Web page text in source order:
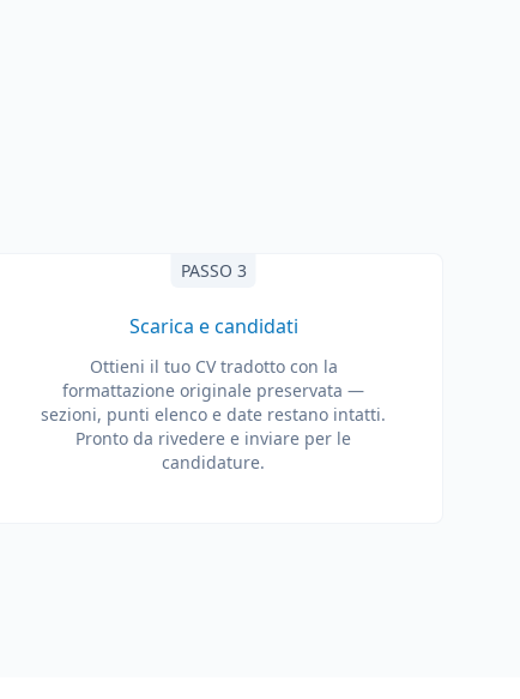
PASSO 3
Scarica e candidati
Ottieni il tuo CV tradotto con la
formattazione originale preservata —
sezioni, punti elenco e date restano intatti.
Pronto da rivedere e inviare per le
candidature.